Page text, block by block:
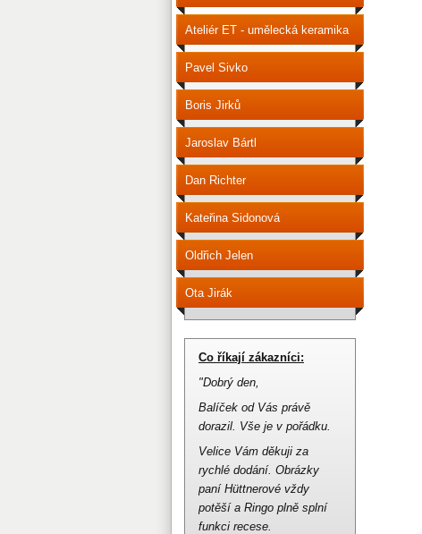
Ateliér ET - umělecká keramika
Pavel Sivko
Boris Jirků
Jaroslav Bártl
Dan Richter
Kateřina Sidonová
Oldřich Jelen
Ota Jirák
Co říkají zákazníci:
"Dobrý den,
Balíček od Vás právě
dorazil. Vše je v pořádku.
Velice Vám děkuji za
rychlé dodání. Obrázky
paní Hüttnerové vždy
potěší a Ringo plně splní
funkci recese.